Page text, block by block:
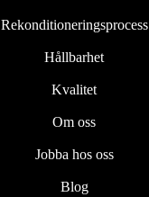
Rekonditioneringsprocess
Hållbarhet
Kvalitet
Om oss
Jobba hos oss
Blog